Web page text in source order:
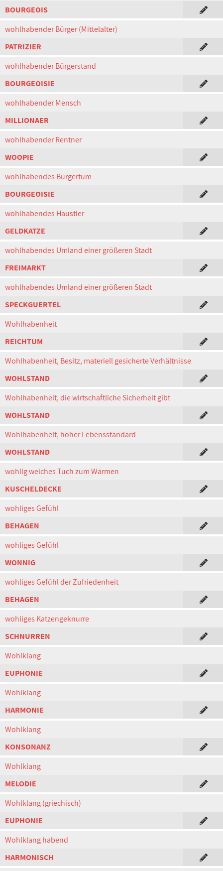
BOURGEOIS
wohlhabender Bürger (Mittelalter)
PATRIZIER
wohlhabender Bürgerstand
BOURGEOISIE
wohlhabender Mensch
MILLIONAER
wohlhabender Rentner
WOOPIE
wohlhabendes Bürgertum
BOURGEOISIE
wohlhabendes Haustier
GELDKATZE
wohlhabendes Umland einer größeren Stadt
FREIMARKT
wohlhabendes Umland einer größeren Stadt
SPECKGUERTEL
Wohlhabenheit
REICHTUM
Wohlhabenheit, Besitz, materiell gesicherte Verhältnisse
WOHLSTAND
Wohlhabenheit, die wirtschaftliche Sicherheit gibt
WOHLSTAND
Wohlhabenheit, hoher Lebensstandard
WOHLSTAND
wohlig weiches Tuch zum Wärmen
KUSCHELDECKE
wohliges Gefühl
BEHAGEN
wohliges Gefühl
WONNIG
wohliges Gefühl der Zufriedenheit
BEHAGEN
wohliges Katzengeknurre
SCHNURREN
Wohlklang
EUPHONIE
Wohlklang
HARMONIE
Wohlklang
KONSONANZ
Wohlklang
MELODIE
Wohlklang (griechisch)
EUPHONIE
Wohlklang habend
HARMONISCH